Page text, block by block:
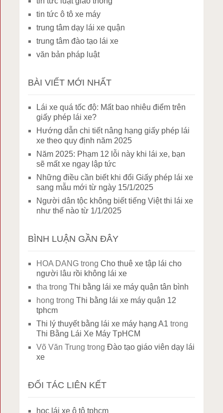
tin tức ô tô xe máy
trung tâm dạy lái xe quận
trung tâm đào tạo lái xe
văn bản pháp luật
BÀI VIẾT MỚI NHẤT
Lái xe quá tốc độ: Mất bao nhiêu điểm trên
giấy phép lái xe?
Hướng dẫn chi tiết nâng hạng giấy phép lái
xe theo quy định năm 2025
Năm 2025: Phạm 12 lỗi này khi lái xe, bạn
sẽ mất xe ngay lập tức
Những điều cần biết khi đổi Giấy phép lái xe
sang mẫu mới từ ngày 15/1/2025
Người dân tộc không biết tiếng Việt thi lái xe
như thế nào từ 1/1/2025
BÌNH LUẬN GẦN ĐÂY
HOA DANG trongCho thuê xe tập lái cho
người lâu rồi không lái xe
tha trongThi bằng lái xe máy quận tân bình
hong trongThi bằng lái xe máy quận 12
tphcm
Thi lý thuyết bằng lái xe máy hạng A1 trong
Thi Bằng Lái Xe Máy TpHCM
Võ Văn Trung trongĐào tạo giáo viên dạy lái
xe
ĐỐI TÁC LIÊN KẾT
học lái xe ô tô tphcm